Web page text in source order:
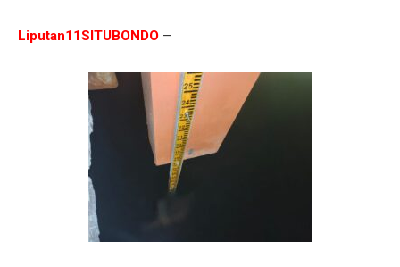
Liputan11SITUBONDO –